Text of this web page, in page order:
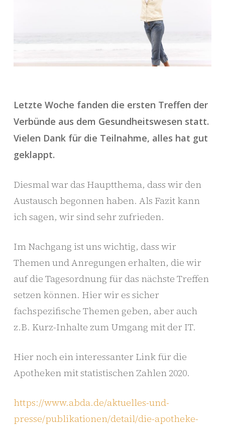
Letzte Woche fanden die ersten Treffen der
Verbünde aus dem Gesundheitswesen statt.
Vielen Dank für die Teilnahme, alles hat gut
geklappt.
Diesmal war das Hauptthema, dass wir den
Austausch begonnen haben. Als Fazit kann
ich sagen, wir sind sehr zufrieden.
Im Nachgang ist uns wichtig, dass wir
Themen und Anregungen erhalten, die wir
auf die Tagesordnung für das nächste Treffen
setzen können. Hier wir es sicher
fachspezifische Themen geben, aber auch
z.B. Kurz-Inhalte zum Umgang mit der IT.
Hier noch ein interessanter Link für die
Apotheken mit statistischen Zahlen 2020.
https://www.abda.de/aktuelles-und-
presse/publikationen/detail/die-apotheke-